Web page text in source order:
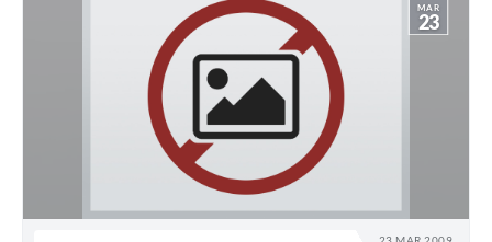
MAR
23